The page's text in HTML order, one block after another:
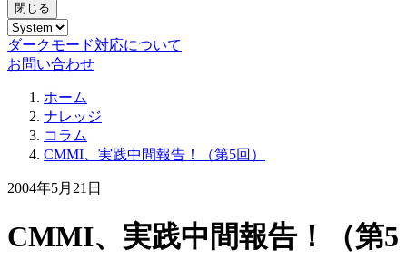
閉じる
ダークモード対応について
お問い合わせ
ホーム
ナレッジ
コラム
CMMI、実践中間報告！（第5回）
2004年5月21日
CMMI、実践中間報告！（第5